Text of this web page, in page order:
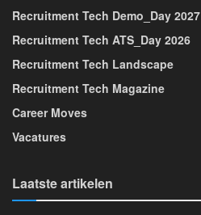
Recruitment Tech Demo_Day 2027
Recruitment Tech ATS_Day 2026
Recruitment Tech Landscape
Recruitment Tech Magazine
Career Moves
Vacatures
Laatste artikelen